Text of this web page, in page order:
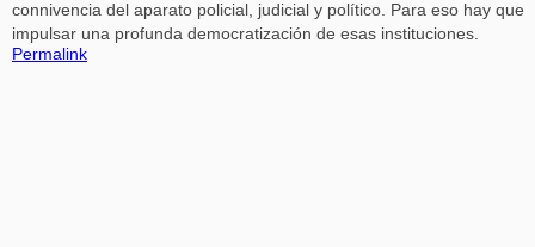
connivencia del aparato policial, judicial y político. Para eso hay que
impulsar una profunda democratización de esas instituciones.
Permalink